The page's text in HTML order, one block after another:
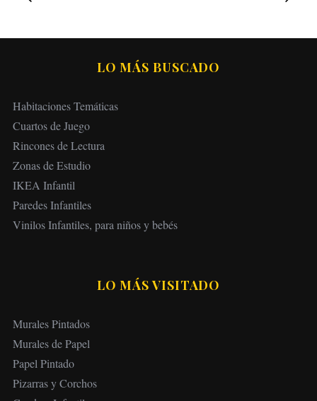
i
c
i
ó
n
d
e
e
d
a
s
LO MÁS BUSCADO
Habitaciones Temáticas
Cuartos de Juego
Rincones de Lectura
Zonas de Estudio
IKEA Infantil
Paredes Infantiles
Vinilos Infantiles, para niños y bebés
LO MÁS VISITADO
Murales Pintados
Murales de Papel
Papel Pintado
Pizarras y Corchos